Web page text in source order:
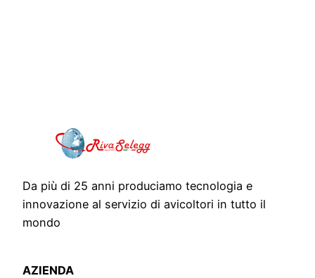
Da più di 25 anni produciamo tecnologia e
innovazione al servizio di avicoltori in tutto il
mondo
AZIENDA